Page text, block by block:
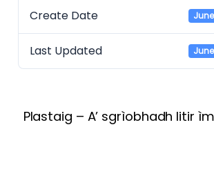
Create Date
Last Updated
Plastaig – A’ sgrìobhadh litir